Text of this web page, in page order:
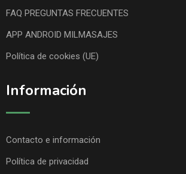
FAQ PREGUNTAS FRECUENTES
APP ANDROID MILMASAJES
Política de cookies (UE)
Información
Contacto e información
Política de privacidad